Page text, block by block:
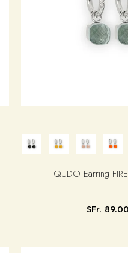
QUDO Earring
SFr. 89.00